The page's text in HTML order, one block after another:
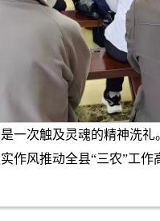
一次触及灵魂的精神洗
作风推动全县“三农”工作